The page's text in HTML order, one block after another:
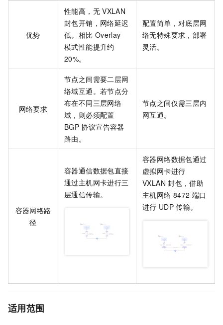
优势
性能高，无 VXLAN
封包开销，网络延迟
低。相比 Overlay
模式性能提升约
20%。
配置简单，对底层网
络无特殊要求，部署
灵活。
网络要求
节点之间需要二层网
络域互通。若节点分
布在不同三层网络
域，则必须配置
BGP 协议宣告容器
路由。
节点之间仅需三层内
网互通。
容器网络路
径
容器通信数据包直接
通过主机网卡进行三
层通信传输。
容器网络数据包通过
虚拟网卡进行
VXLAN 封包，借助
主机网络 8472 端口
进行 UDP 传输。
适用范围